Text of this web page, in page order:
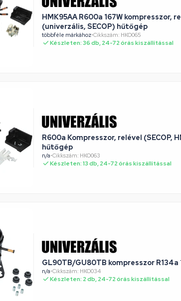
HMK95AA R600a 167W kompresszor,
(univerzális, SECOP) hűtőgép
többféle márkához•Cikkszám: HKO065
Készleten: 36 db, 24-72 órás kiszállítással
R600a Kompresszor, relével (SECOP,
hűtőgép
n/a•Cikkszám: HKO063
Készleten: 13 db, 24-72 órás kiszállítással
n/a•Cikkszám: HKO034
Készleten: 2 db, 24-72 órás kiszállítással